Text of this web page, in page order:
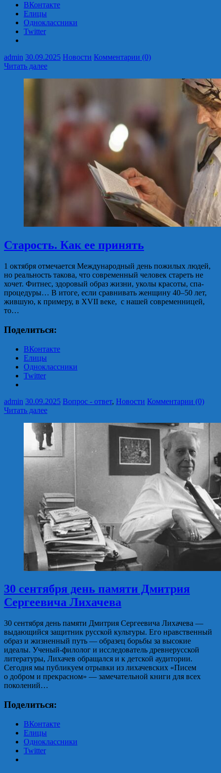
ВКонтакте
Елицы
Одноклассники
Twitter
admin 30.09.2025 Новости Комментарии (0)
Читать далее
Старость. Как ее принять
1 октября отмечается Международный день пожилых людей,
но реальность такова, что современный человек стареть не
хочет. Фитнес, здоровый образ жизни, уколы красоты, спа-
процедуры… В итоге, если сравнивать женщину 40–50 лет,
жившую, к примеру, в XVII веке, с нашей современницей,
то…
Поделиться:
ВКонтакте
Елицы
Одноклассники
Twitter
admin 30.09.2025 Вопрос - ответ, Новости Комментарии (0)
Читать далее
30 сентября день памяти Дмитрия
Сергеевича Лихачева
30 сентября день памяти Дмитрия Сергеевича Лихачева —
выдающийся защитник русской культуры. Его нравственный
образ и жизненный путь — образец борьбы за высокие
идеалы. Ученый-филолог и исследователь древнерусской
литературы, Лихачев обращался и к детской аудитории.
Сегодня мы публикуем отрывки из лихачевских «Писем
о добром и прекрасном» — замечательной книги для всех
поколений…
Поделиться:
ВКонтакте
Елицы
Одноклассники
Twitter